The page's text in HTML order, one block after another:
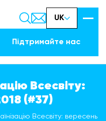
UK
Підтримайте наc
Всесвіту:
(#37)
Всесвіту: вересень